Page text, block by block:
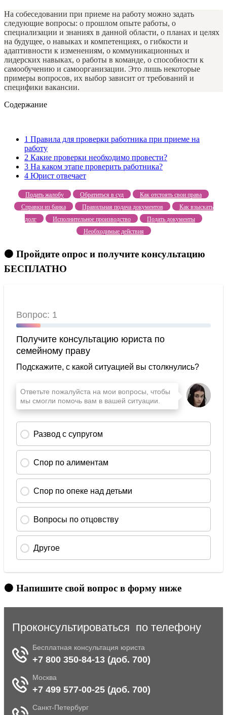
На собеседовании при приеме на работу можно задать
следующие вопросы: о прошлом опыте работы, о
специализации и знаниях в данной области, о планах и целях
на будущее, о навыках и компетенциях, о гибкости и
адаптивности к изменениям, о коммуникационных и
лидерских навыках, о работы в команде, о способности к
самообучению и самоорганизации. Это лишь некоторые
примеры вопросов, их выбор зависит от требований и
специфики вакансии.
Содержание
1 Правила для проверки работника при приеме на
работу
2 Какие проверки необходимо провести?
3 На каком этапе проверить работника?
4 Юрист отвечает
Подать жалобу Обратиться в суд
Как отстоять свои права
Справки из банка
Правильная подача документов
Как взыскать
долг
Исполнительное производство
Подать документы
Необходимые действия
🟠 Пройдите опрос и получите консультацию
БЕСПЛАТНО
🟠 Напишите свой вопрос в форму ниже